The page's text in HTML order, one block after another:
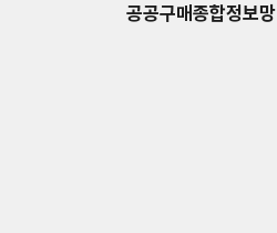
공공구매종합정보망